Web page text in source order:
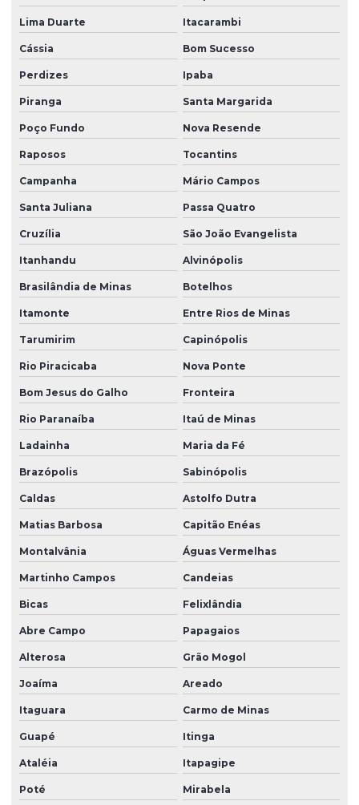
Lima Duarte Itacarambi
Cássia Bom Sucesso
Perdizes Ipaba
Piranga Santa Margarida
Poço Fundo Nova Resende
Raposos Tocantins
Campanha Mário Campos
Santa Juliana Passa Quatro
Cruzília São João Evangelista
Itanhandu Alvinópolis
Brasilândia de Minas Botelhos
Itamonte Entre Rios de Minas
Tarumirim Capinópolis
Rio Piracicaba Nova Ponte
Bom Jesus do Galho Fronteira
Rio Paranaíba Itaú de Minas
Ladainha Maria da Fé
Brazópolis Sabinópolis
Caldas Astolfo Dutra
Matias Barbosa Capitão Enéas
Montalvânia Águas Vermelhas
Martinho Campos Candeias
Bicas Felixlândia
Abre Campo Papagaios
Alterosa Grão Mogol
Joaíma Areado
Itaguara Carmo de Minas
Guapé Itinga
Ataléia Itapagipe
Poté Mirabela